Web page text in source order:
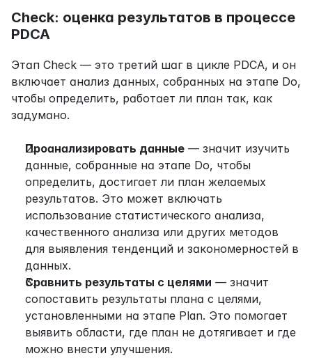
Check: оценка результатов в процессе
PDCA
Этап Check — это третий шаг в цикле PDCA, и он
включает анализ данных, собранных на этапе Do,
чтобы определить, работает ли план так, как
задумано.
Проанализировать данные — значит изучить
данные, собранные на этапе Do, чтобы
определить, достигает ли план желаемых
результатов. Это может включать
использование статистического анализа,
качественного анализа или других методов
для выявления тенденций и закономерностей в
данных.
Сравнить результаты с целями — значит
сопоставить результаты плана с целями,
установленными на этапе Plan. Это помогает
выявить области, где план не дотягивает и где
можно внести улучшения.